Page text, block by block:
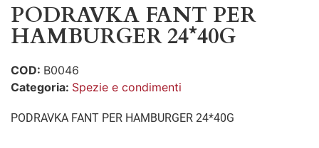
PODRAVKA FANT PER
HAMBURGER 24*40G
COD: B0046
Categoria: Spezie e condimenti
PODRAVKA FANT PER HAMBURGER 24*40G